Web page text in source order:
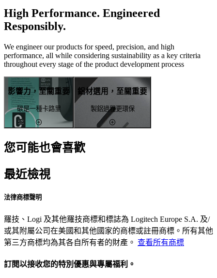
High Performance. Engineered
Responsibly.
We engineer our products for speed, precision, and high
performance, all while considering sustainability as a key criteria
throughout every stage of the product development process
影響力，至關重要
碳是一種卡路里
鋁材選用，至關重要
製鋁過程更環保
您可能也會喜歡
最近檢視
法律商標聲明
羅技、Logi 及其他羅技商標和標誌為 Logitech Europe S.A. 及/
或其附屬公司在美國和其他國家的商標或註冊商標。所有其他
第三方商標均為其各自所有者的財產。 查看所有商標
訂閱以接收您的特別優惠與專屬福利。